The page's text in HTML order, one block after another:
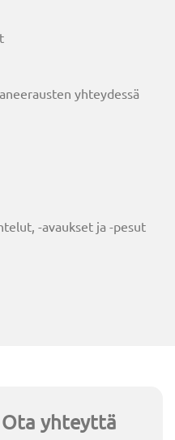
yhteydessä
-avaukset ja -pesut
yhteyttä